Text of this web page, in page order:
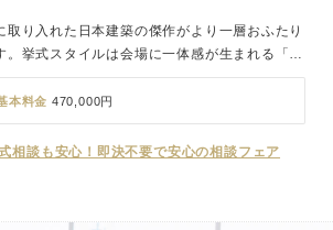
取り入れた日本建築の傑作がより一層おふたり
挙式スタイルは会場に一体感が生まれる「人
れた結婚式はおふたりの一生の思い出になるこ
ほど近く、また山の麓にあるこの地は、素晴ら
らを活かした「もてなしのお料理」は越後を代
心尽くしの味わいを皆さまへ提供いたします。
本料金 470,000円
相談も安心！即決不要で安心の相談フェア